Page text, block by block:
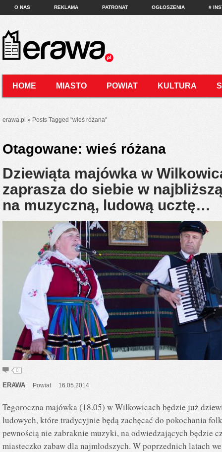
O NAS REKLAMA PATRONAT OGŁOSZENIA #
HOME MIASTO POWIAT KULTURA
erawa.pl » Posts Tagged "wieś różana"
Otagowane: wieś różana
Dziewiąta majówka w
zaprasza do siebie w
na muzyczną, ludową ucztę…
0
ERAWA Powiat 16.05.2014
Tegoroczna majówka (18.05) w Wilkowicach będzie już
ludowych, które tradycyjnie będą zachęcać do pokochania
pewnością nie zabraknie muzyki, na odwiedzających będzie
miasteczko zabaw dla najmłodszych. W poprzednich latach